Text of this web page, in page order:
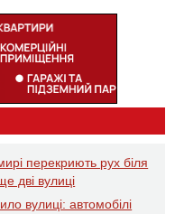
перекриють рух біля
дві вулиці
вулиці: автомобілі